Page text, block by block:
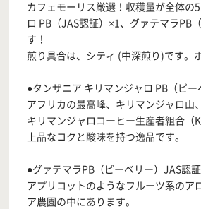
カフェモーリス厳選！収穫量が全体の
ロ PB（JAS認証）×1、グァテマラPB
す！
煎り具合は、シティ (中深煎り)です。
●タンザニア キリマンジャロ PB（ピ
アフリカの最高峰、キリマンジャロ山
キリマンジャロコーヒー生産者組合（
上品なコクと酸味を持つ逸品です。
●グァテマラPB（ピーベリー）JAS認証
アプリコットのようなフルーツ系のア
ア農園の中にあります。